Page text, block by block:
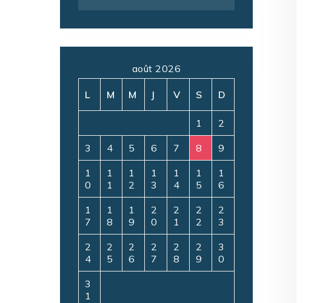
août 2026
L M M J V S D
1 2
3 4 5 6 7 8 9
1
0
1
1
1
2
1
3
1
4
1
5
1
6
1
7
1
8
1
9
2
0
2
1
2
2
2
3
2
4
2
5
2
6
2
7
2
8
2
9
3
0
3
1